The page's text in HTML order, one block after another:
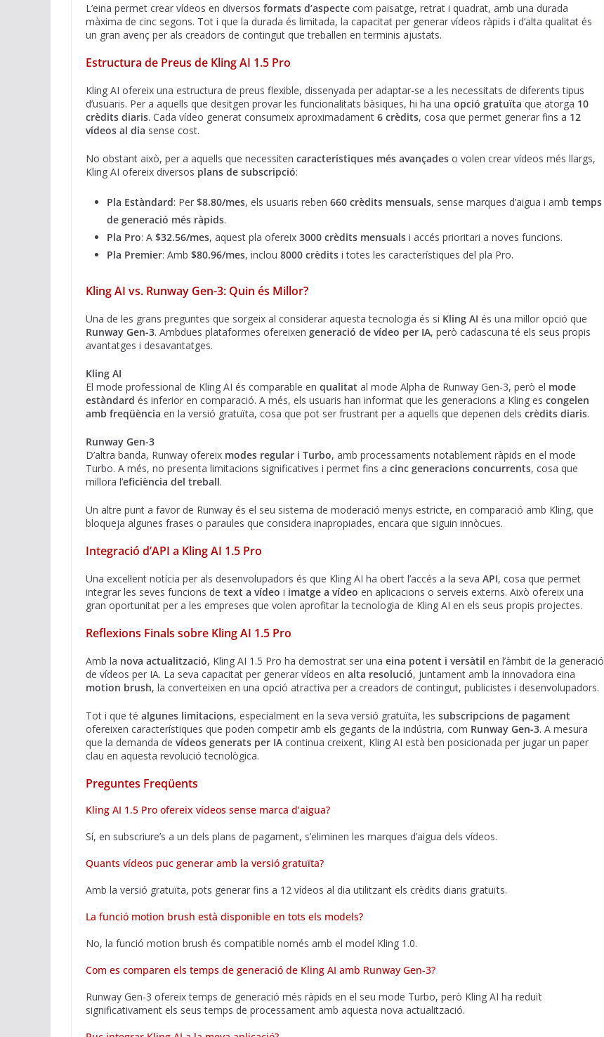
L’eina permet crear vídeos en diversos formats d’aspecte com paisatge, retrat i quadrat, amb una durada
màxima de cinc segons. Tot i que la durada és limitada, la capacitat per generar vídeos ràpids i d’alta qualitat és
un gran avenç per als creadors de contingut que treballen en terminis ajustats.
Estructura de Preus de Kling AI 1.5 Pro
Kling AI ofereix una estructura de preus flexible, dissenyada per adaptar-se a les necessitats de diferents tipus
d’usuaris. Per a aquells que desitgen provar les funcionalitats bàsiques, hi ha una opció gratuïta que atorga 10
crèdits diaris. Cada vídeo generat consumeix aproximadament 6 crèdits, cosa que permet generar fins a 12
vídeos al dia sense cost.
No obstant això, per a aquells que necessiten característiques més avançades o volen crear vídeos més llargs,
Kling AI ofereix diversos plans de subscripció:
Pla Estàndard: Per $8.80/mes, els usuaris reben 660 crèdits mensuals, sense marques d’aigua i amb temps
de generació més ràpids.
Pla Pro: A $32.56/mes, aquest pla ofereix 3000 crèdits mensuals i accés prioritari a noves funcions.
Pla Premier: Amb $80.96/mes, inclou 8000 crèdits i totes les característiques del pla Pro.
Kling AI vs. Runway Gen-3: Quin és Millor?
Una de les grans preguntes que sorgeix al considerar aquesta tecnologia és si Kling AI és una millor opció que
Runway Gen-3. Ambdues plataformes ofereixen generació de vídeo per IA, però cadascuna té els seus propis
avantatges i desavantatges.
Kling AI
El mode professional de Kling AI és comparable en qualitat al mode Alpha de Runway Gen-3, però el mode
estàndard és inferior en comparació. A més, els usuaris han informat que les generacions a Kling es congelen
amb freqüència en la versió gratuïta, cosa que pot ser frustrant per a aquells que depenen dels crèdits diaris.
Runway Gen-3
D’altra banda, Runway ofereix modes regular i Turbo, amb processaments notablement ràpids en el mode
Turbo. A més, no presenta limitacions significatives i permet fins a cinc generacions concurrents, cosa que
millora l’eficiència del treball.
Un altre punt a favor de Runway és el seu sistema de moderació menys estricte, en comparació amb Kling, que
bloqueja algunes frases o paraules que considera inapropiades, encara que siguin innòcues.
Integració d’API a Kling AI 1.5 Pro
Una excel·lent notícia per als desenvolupadors és que Kling AI ha obert l’accés a la seva API, cosa que permet
integrar les seves funcions de text a vídeo i imatge a vídeo en aplicacions o serveis externs. Això ofereix una
gran oportunitat per a les empreses que volen aprofitar la tecnologia de Kling AI en els seus propis projectes.
Reflexions Finals sobre Kling AI 1.5 Pro
Amb la nova actualització, Kling AI 1.5 Pro ha demostrat ser una eina potent i versàtil en l’àmbit de la generació
de vídeos per IA. La seva capacitat per generar vídeos en alta resolució, juntament amb la innovadora eina
motion brush, la converteixen en una opció atractiva per a creadors de contingut, publicistes i desenvolupadors.
Tot i que té algunes limitacions, especialment en la seva versió gratuïta, les subscripcions de pagament
ofereixen característiques que poden competir amb els gegants de la indústria, com Runway Gen-3. A mesura
que la demanda de vídeos generats per IA continua creixent, Kling AI està ben posicionada per jugar un paper
clau en aquesta revolució tecnològica.
Preguntes Freqüents
Kling AI 1.5 Pro ofereix vídeos sense marca d’aigua?
Sí, en subscriure’s a un dels plans de pagament, s’eliminen les marques d’aigua dels vídeos.
Quants vídeos puc generar amb la versió gratuïta?
Amb la versió gratuïta, pots generar fins a 12 vídeos al dia utilitzant els crèdits diaris gratuïts.
La funció motion brush està disponible en tots els models?
No, la funció motion brush és compatible només amb el model Kling 1.0.
Com es comparen els temps de generació de Kling AI amb Runway Gen-3?
Runway Gen-3 ofereix temps de generació més ràpids en el seu mode Turbo, però Kling AI ha reduït
significativament els seus temps de processament amb aquesta nova actualització.